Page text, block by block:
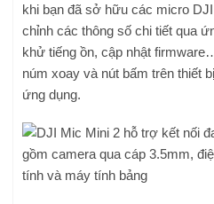
khi bạn đã sở hữu các micro
chỉnh các thông số chi tiết qua
khử tiếng ồn, cập nhật
núm xoay và nút bấm trên thiết
ứng dụng.